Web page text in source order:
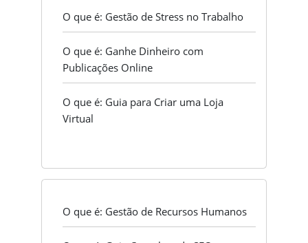
O que é: Gestão de Stress no Trabalho
O que é: Ganhe Dinheiro com
Publicações Online
O que é: Guia para Criar uma Loja
Virtual
O que é: Gestão de Recursos Humanos